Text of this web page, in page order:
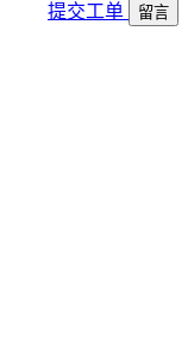
提交工单 留言